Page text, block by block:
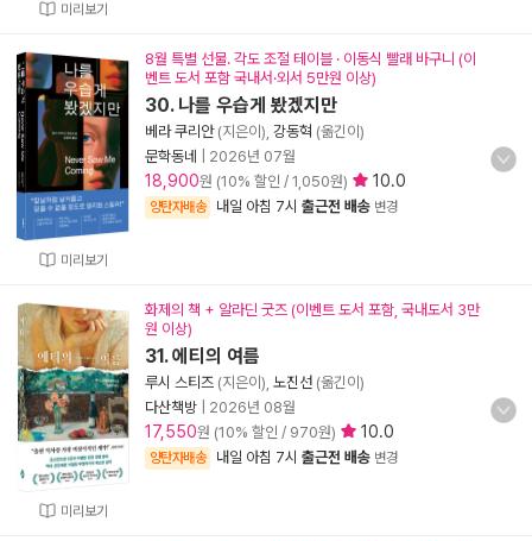
미리보기
미리보기
8월 특별 선물. 각도 조절 테이블 · 이동식 빨래 바구니 (이
벤트 도서 포함 국내서·외서 5만원 이상)
30. 나를 우습게 봤겠지만
베라 쿠리안(지은이), 강동혁 (옮긴이)
문학동네
2026년 07월
18,900원 (10% 할인 / 1,050원) 10.0
양탄자배송 내일 아침 7시 출근전 배송 변경
미리보기
화제의 책 + 알라딘 굿즈 (이벤트 도서 포함, 국내도서 3만
원 이상)
31. 에티의 여름
루시 스티즈 (지은이), 노진선 (옮긴이)
다산책방
2026년 08월
17,550원 (10% 할인 / 970원) 10.0
양탄자배송 내일 아침 7시 출근전 배송 변경